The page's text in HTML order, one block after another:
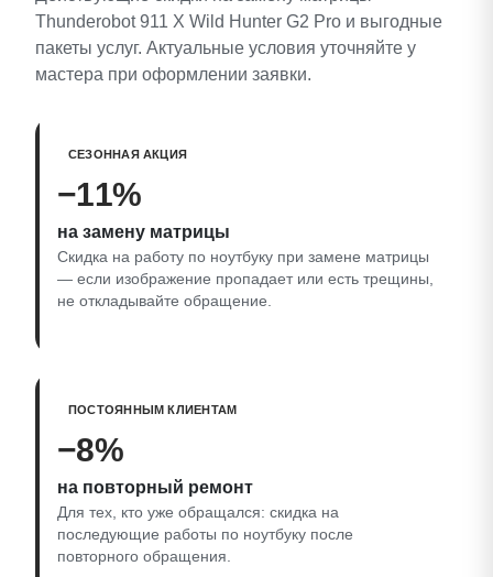
Thunderobot 911 X Wild Hunter G2 Pro и выгодные
пакеты услуг. Актуальные условия уточняйте у
мастера при оформлении заявки.
СЕЗОННАЯ АКЦИЯ
−11%
на замену матрицы
Скидка на работу по ноутбуку при замене матрицы
— если изображение пропадает или есть трещины,
не откладывайте обращение.
ПОСТОЯННЫМ КЛИЕНТАМ
−8%
на повторный ремонт
Для тех, кто уже обращался: скидка на
последующие работы по ноутбуку после
повторного обращения.